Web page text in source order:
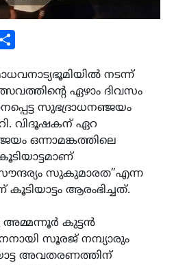
നടന്ന്
ഏഴാം ദിവസം
സുഭദ്രാധനഞ്ജയം
വിദൂഷകന് ഏറ
ഒന്നാമങ്കത്തിലെ
സുകുമാരത”എന്ന
ആരംഭിച്ചത്.
കുട്ടൻ
സൂരജ് നമ്പ്യാരും
അവതരണത്തിന്